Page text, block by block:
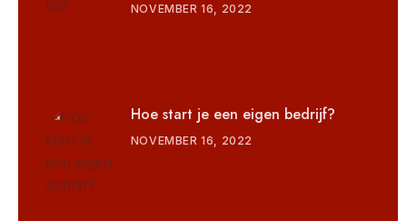
NOVEMBER 16, 2022
Hoe start je een eigen bedrijf?
NOVEMBER 16, 2022